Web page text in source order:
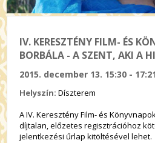
IV. KERESZTÉNY FILM- ÉS
BORBÁLA - A SZENT, AKI A
2015. december 13. 15:30 - 17:21
Helyszín:Díszterem
A IV. Keresztény Film- és
díjtalan, előzetes regisztrációhoz
jelentkezési űrlap kitöltésével lehet.